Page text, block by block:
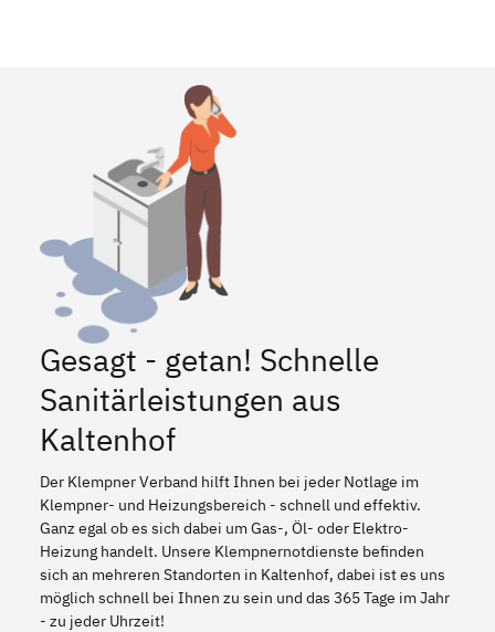
Gesagt - getan! Schnelle
Sanitärleistungen aus
Kaltenhof
Der Klempner Verband hilft Ihnen bei jeder Notlage im
Klempner- und Heizungsbereich - schnell und effektiv.
Ganz egal ob es sich dabei um Gas-, Öl- oder Elektro-
Heizung handelt. Unsere Klempnernotdienste befinden
sich an mehreren Standorten in Kaltenhof, dabei ist es uns
möglich schnell bei Ihnen zu sein und das 365 Tage im Jahr
- zu jeder Uhrzeit!